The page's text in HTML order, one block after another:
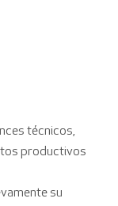
técnicos,
productivos
su